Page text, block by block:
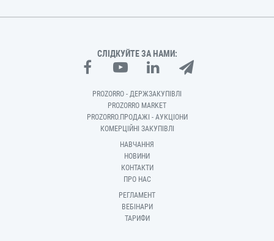
СЛІДКУЙТЕ ЗА НАМИ:
PROZORRO - ДЕРЖЗАКУПІВЛІ
PROZORRO MARKET
PROZORRO.ПРОДАЖІ - АУКЦІОНИ
КОМЕРЦІЙНІ ЗАКУПІВЛІ
НАВЧАННЯ
НОВИНИ
КОНТАКТИ
ПРО НАС
РЕГЛАМЕНТ
ВЕБІНАРИ
ТАРИФИ